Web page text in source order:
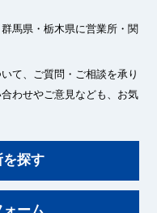
馬県・栃木県に営業所・関
て、ご質問・ご相談を承り
わせやご意見なども、お気
を探す
ーム